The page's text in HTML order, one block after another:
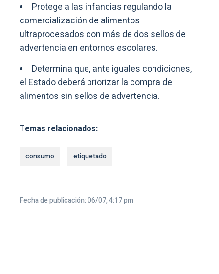
Protege a las infancias regulando la
comercialización de alimentos
ultraprocesados con más de dos sellos de
advertencia en entornos escolares.
Determina que, ante iguales condiciones,
el Estado deberá priorizar la compra de
alimentos sin sellos de advertencia.
Temas relacionados:
consumo etiquetado
Fecha de publicación: 06/07, 4:17 pm